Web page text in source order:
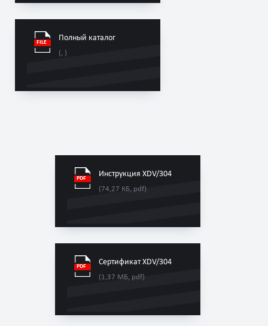
Инструкция XDV/304
(74,27 КБ, pdf)
Сертификат XDV/304
(1,37 МБ, pdf)
Полный каталог
(, )